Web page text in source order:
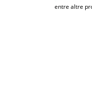
entre altre